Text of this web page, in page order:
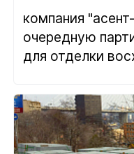
компания
очередную
для отделки